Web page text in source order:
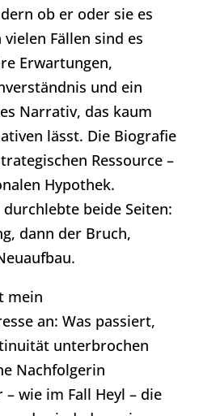
ob er oder sie es
Fällen sind es
Erwartungen,
und ein
Narrativ, das kaum
lässt. Die Biografie
Ressource –
Hypothek.
beide Seiten:
dann der Bruch,
mein
an: Was passiert,
unterbrochen
Nachfolgerin
wie im Fall Heyl – die